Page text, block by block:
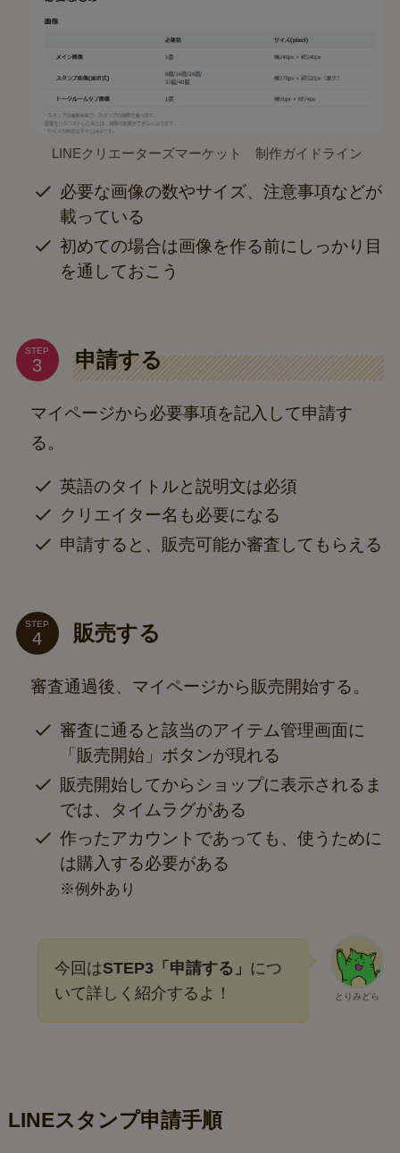
LINEクリエーターズマーケット 制作ガイドライン
必要な画像の数やサイズ、注意事項などが
載っている
初めての場合は画像を作る前にしっかり目
を通しておこう
STEP 申請する
マイページから必要事項を記入して申請す
る。
英語のタイトルと説明文は必須
クリエイター名も必要になる
申請すると、販売可能か審査してもらえる
STEP 販売する
審査通過後、マイページから販売開始する。
審査に通ると該当のアイテム管理画面に
「販売開始」ボタンが現れる
販売開始してからショップに表示されるま
では、タイムラグがある
作ったアカウントであっても、使うために
は購入する必要がある
※例外あり
とりみどら
今回はSTEP3「申請する」 につ
いて詳しく紹介するよ！
LINEスタンプ申請手順